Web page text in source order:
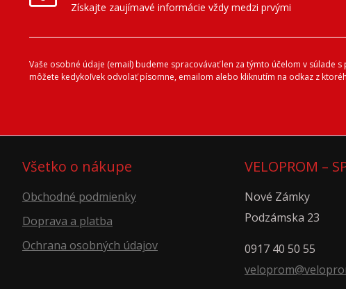
Získajte zaujímavé informácie vždy medzi prvými
Vaše osobné údaje (email) budeme spracovávať len za týmto účelom v súlade
môžete kedykoľvek odvolať písomne, emailom alebo kliknutím na odkaz z
Všetko o nákupe
Obchodné podmienky
Doprava a platba
Ochrana osobných údajov
VELOPROM –
Nové Zámky
Podzámska 23
0917 40 50 55